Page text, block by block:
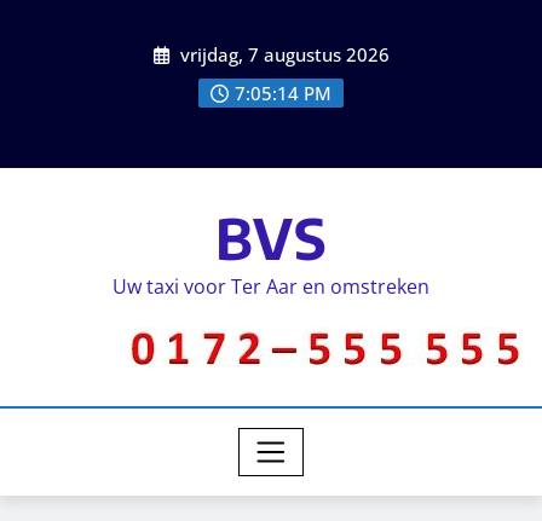
vrijdag, 7 augustus 2026
7:05:14 PM
BVS
Uw taxi voor Ter Aar en omstreken